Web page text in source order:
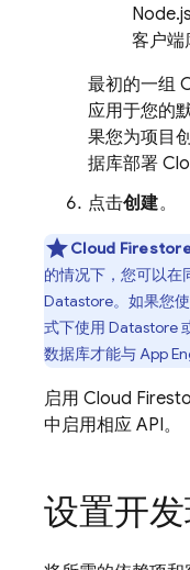
客户端
最初的一组
应用于您的
果您为项目
据库部署
点击创建。
Cloud
的情况下，您可以在
Datastore。如果您
式下使用 Datastore
数据库才能与App
启用 Cloud
中启用相应 API。
设置开